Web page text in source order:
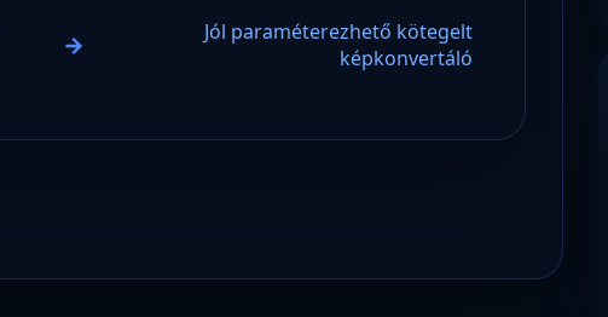
Jól paraméterezhető kötegelt
képkonvertáló